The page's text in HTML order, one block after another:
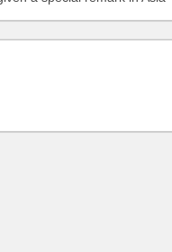
Legal 500 of Legalease
and Chambers Yang has